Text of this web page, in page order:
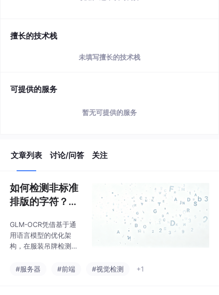
擅长的技术栈
未填写擅长的技术栈
可提供的服务
暂无可提供的服务
文章列表 讨论/问答 关注
如何检测非标准
排版的字符？GL
场景
GLM-OCR凭借基于通
用语言模型的优化架
构，在服装吊牌检测中
到端高效推理和轻量化
#服务器 #前端 #视觉检测 +1